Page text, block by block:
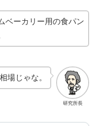
ベーカリー用の食パン
研究所長
場じゃな。